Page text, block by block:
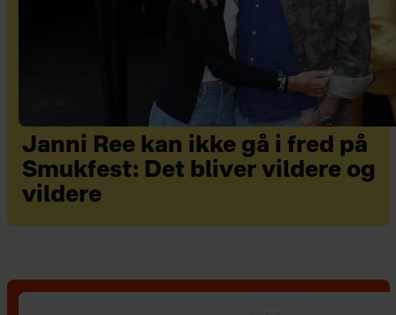
Janni Ree kan ikke gå i fred på
Smukfest: Det bliver vildere og
vildere